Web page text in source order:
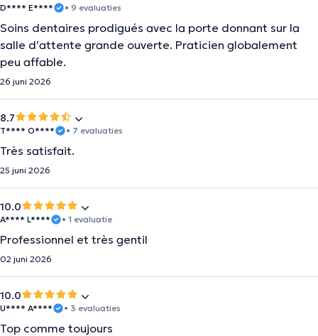
D**** E**** • 9 evaluaties
Soins dentaires prodigués avec la porte donnant sur la
salle d’attente grande ouverte. Praticien globalement
peu affable.
26 juni 2026
8.7
T**** O**** • 7 evaluaties
Très satisfait.
25 juni 2026
10.0
A**** L**** • 1 evaluatie
Professionnel et très gentil
02 juni 2026
10.0
U**** A**** • 3 evaluaties
Top comme toujours